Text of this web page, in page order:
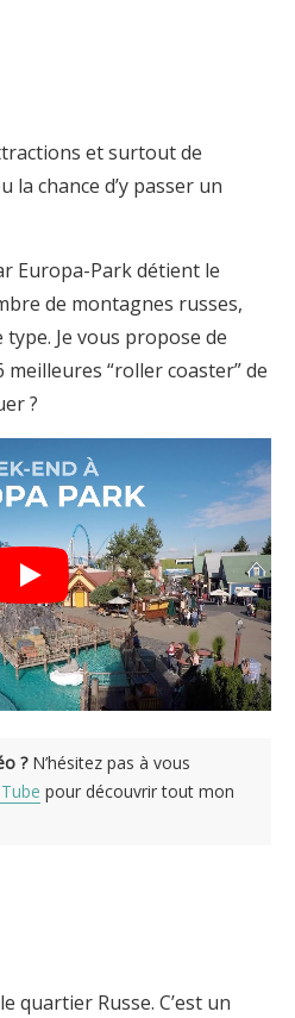
et surtout de
la chance d’y passer un
Europa-Park détient le
de montagnes russes,
Je vous propose de
“roller coaster” de
?
?N’hésitez pas à vous
pour découvrir tout mon
quartier Russe. C’est un